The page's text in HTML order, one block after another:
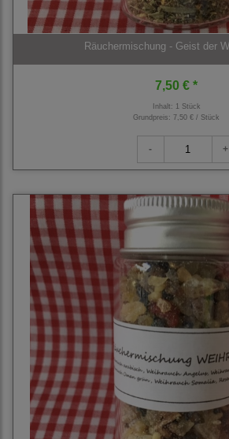
Räuchermischung - Geist der
7,50 € *
Inhalt: 1 Stück
Grundpreis: 7,50 € / Stück